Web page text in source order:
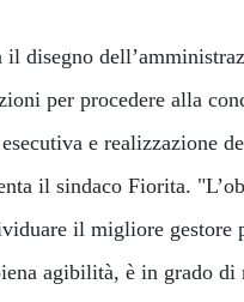
il disegno
per procedere alla
e realizzazione
il sindaco Fiorita.
il migliore gestore
agibilità, è in grado di